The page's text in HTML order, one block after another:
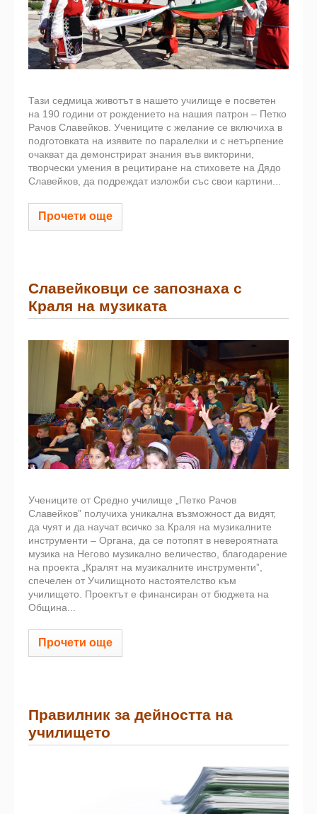
Тази седмица животът в нашето училище е посветен
на 190 години от рождението на нашия патрон – Петко
Рачов Славейков. Учениците с желание се включиха в
подготовката на изявите по паралелки и с нетърпение
очакват да демонстрират знания във викторини,
творчески умения в рецитиране на стиховете на Дядо
Славейков, да подреждат изложби със свои картини...
Прочети още
Славейковци се запознаха с
Краля на музиката
Учениците от Средно училище „Петко Рачов
Славейков” получиха уникална възможност да видят,
да чуят и да научат всичко за Краля на музикалните
инструменти – Органа, да се потопят в невероятната
музика на Негово музикално величество, благодарение
на проекта „Кралят на музикалните инструменти”,
спечелен от Училищното настоятелство към
училището. Проектът е финансиран от бюджета на
Община...
Прочети още
Правилник за дейността на
училището